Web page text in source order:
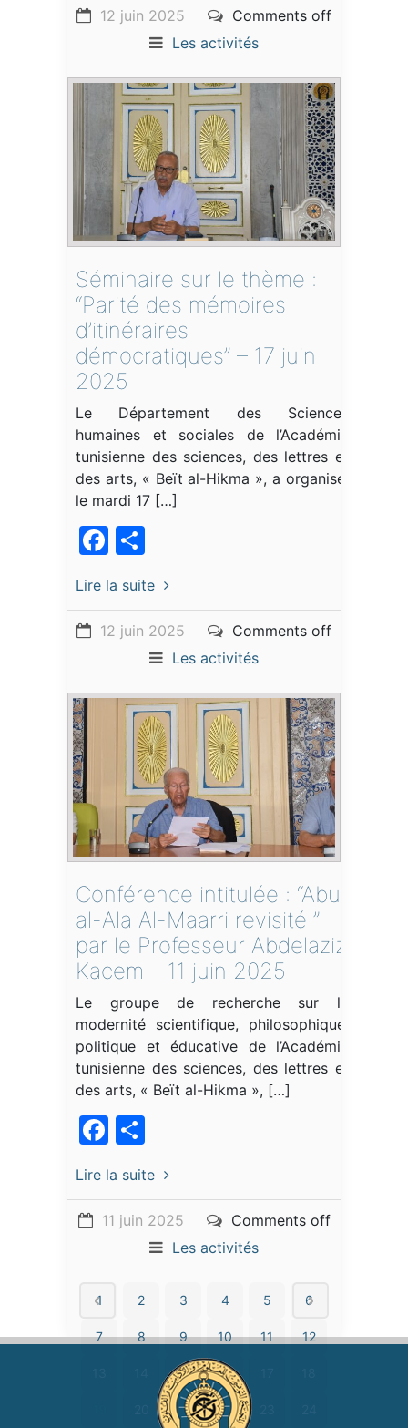
12 juin 2025
Comments off
Les activités
Séminaire sur le thème :
“Parité des mémoires
d’itinéraires
démocratiques” – 17 juin
2025
Le Département des Sciences
humaines et sociales de l’Académie
tunisienne des sciences, des lettres et
des arts, « Beït al-Hikma », a organisé,
le mardi 17 […]
Facebook
Lire la suite
12 juin 2025
Comments off
Les activités
Conférence intitulée : “Abu
al-Ala Al-Maarri revisité ”
par le Professeur Abdelaziz
Kacem – 11 juin 2025
Le groupe de recherche sur la
modernité scientifique, philosophique,
politique et éducative de l’Académie
tunisienne des sciences, des lettres et
des arts, « Beït al-Hikma », […]
Facebook
Lire la suite
11 juin 2025
Comments off
Les activités
1 2 3 4 5 6
7 8 9 10 11 12
15 16
21 22